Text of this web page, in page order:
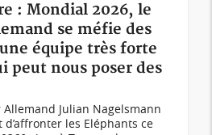
: Mondial 2026, le
se méfie des
équipe très forte
peut nous poser des
Julian Nagelsmann
d’affronter les Eléphants ce